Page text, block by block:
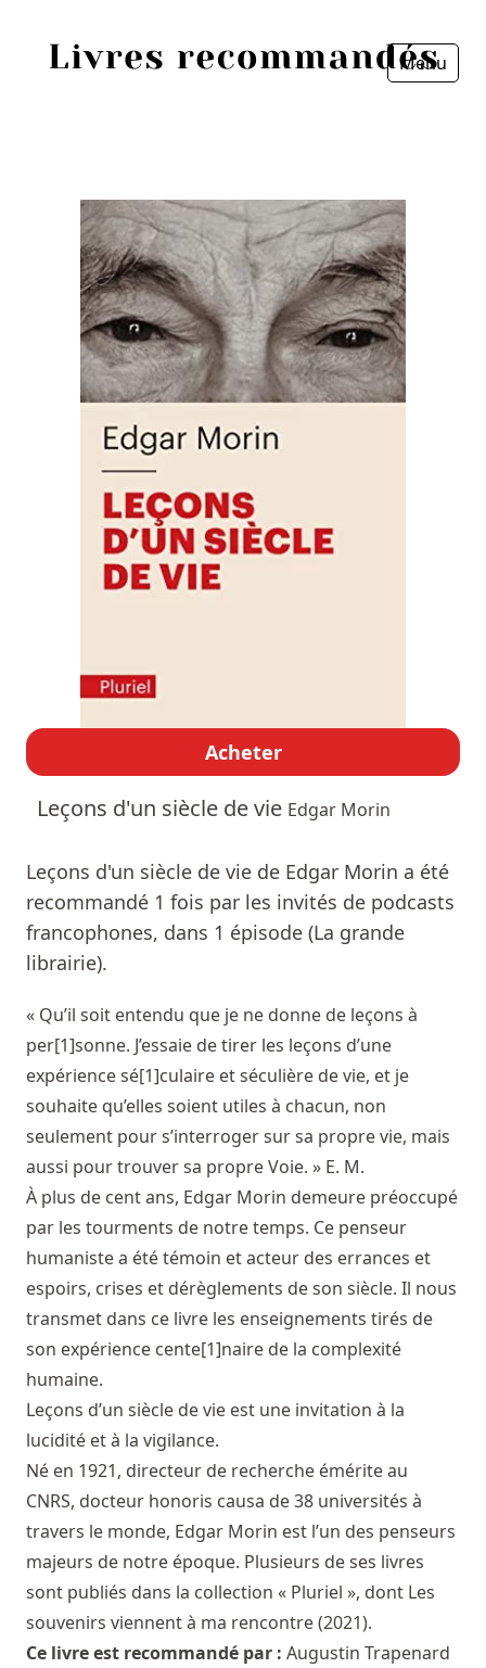
Menu
Acheter
Leçons d'un siècle de vie Edgar Morin
Leçons d'un siècle de vie de Edgar Morin a été
recommandé 1 fois par les invités de podcasts
francophones, dans 1 épisode (La grande
librairie).
« Qu’il soit entendu que je ne donne de leçons à
per[1]sonne. J’essaie de tirer les leçons d’une
expérience sé[1]culaire et séculière de vie, et je
souhaite qu’elles soient utiles à chacun, non
seulement pour s’interroger sur sa propre vie, mais
aussi pour trouver sa propre Voie. » E. M.
À plus de cent ans, Edgar Morin demeure préoccupé
par les tourments de notre temps. Ce penseur
humaniste a été témoin et acteur des errances et
espoirs, crises et dérèglements de son siècle. Il nous
transmet dans ce livre les enseignements tirés de
son expérience cente[1]naire de la complexité
humaine.
Leçons d’un siècle de vie est une invitation à la
lucidité et à la vigilance.
Né en 1921, directeur de recherche émérite au
CNRS, docteur honoris causa de 38 universités à
travers le monde, Edgar Morin est l’un des penseurs
majeurs de notre époque. Plusieurs de ses livres
sont publiés dans la collection « Pluriel », dont Les
souvenirs viennent à ma rencontre (2021).
Ce livre est recommandé par : Augustin Trapenard
Sources
Personnes
Livres
Livres les plus recommandés
Prix littéraires
Fermer